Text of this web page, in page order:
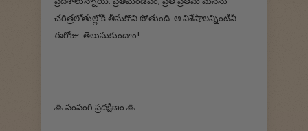
చరిత్రలోతుల్లోకి తీసుకొని పోతుంది. ఆ విశేషాలన్నింటినీ
ఈరోజు తెలుసుకుందాం!
🙏 సంపంగి ప్రదక్షిణం 🙏